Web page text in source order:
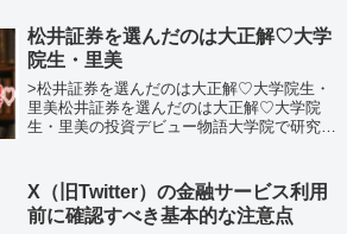
事...
松井証券を選んだのは大正解♡大学
院生・里美
>松井証券を選んだのは大正解♡大学院生・
里美松井証券を選んだのは大正解♡大学院
生・里美の投資デビュー物語大学院で研究に
て、投資にチャレンジすることに。でも、た
くさ...
X（旧Twitter）の金融サービス利用
前に確認すべき基本的な注意点